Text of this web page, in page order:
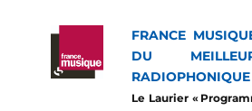
FRANCE
DU
RADIOPHONIQUE
Le Laurier «